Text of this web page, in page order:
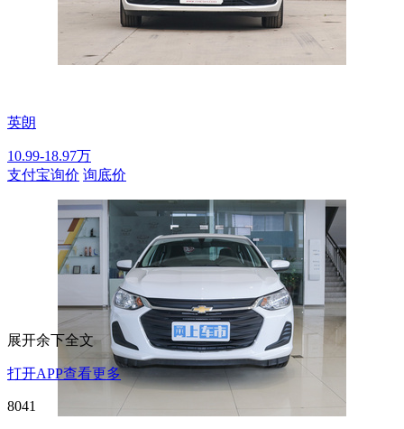
英朗
10.99-18.97万
支付宝询价 询底价
展开余下全文
打开APP查看更多
8041